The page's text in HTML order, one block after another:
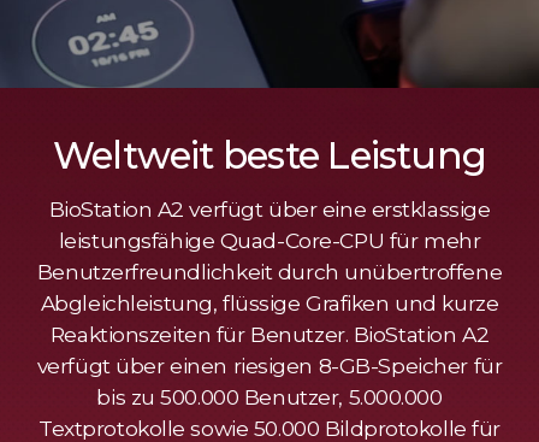
Weltweit beste Leistung
BioStation A2 verfügt über eine erstklassige
leistungsfähige Quad-Core-CPU für mehr
Benutzerfreundlichkeit durch unübertroffene
Abgleichleistung, flüssige Grafiken und kurze
Reaktionszeiten für Benutzer. BioStation A2
verfügt über einen riesigen 8-GB-Speicher für
bis zu 500.000 Benutzer, 5.000.000
Textprotokolle sowie 50.000 Bildprotokolle für